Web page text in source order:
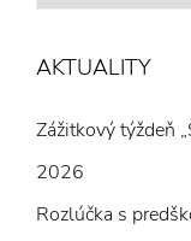
AKTUALITY
Zážitkový týždeň
2026
Rozlúčka s